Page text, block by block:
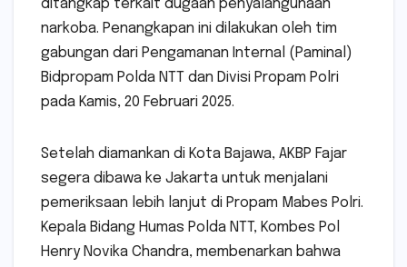
ditangkap terkait dugaan penyalahgunaan
narkoba. Penangkapan ini dilakukan oleh tim
gabungan dari Pengamanan Internal (Paminal)
Bidpropam Polda NTT dan Divisi Propam Polri
pada Kamis, 20 Februari 2025.
Setelah diamankan di Kota Bajawa, AKBP Fajar
segera dibawa ke Jakarta untuk menjalani
pemeriksaan lebih lanjut di Propam Mabes Polri.
Kepala Bidang Humas Polda NTT, Kombes Pol
Henry Novika Chandra, membenarkan bahwa